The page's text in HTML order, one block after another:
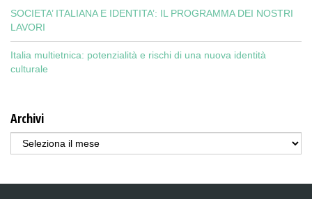
SOCIETA’ ITALIANA E IDENTITA’: IL PROGRAMMA DEI NOSTRI
LAVORI
Italia multietnica: potenzialità e rischi di una nuova identità
culturale
Archivi
Archivi